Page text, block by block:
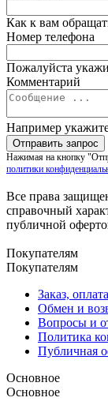
Как к вам
Номер телефона
Пожалуйста
Комментарий
Например
Нажимая на кнопку
политики
Все права
справочный
публичной
Покупателям
Покупателям
Заказ,
Обмен и
Вопросы и
Политика
Публичная
Основное
Основное